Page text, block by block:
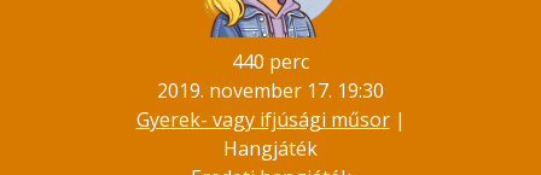
440 perc
2019. november 17. 19:30
Gyerek- vagy ifjúsági műsor|
Hangjáték